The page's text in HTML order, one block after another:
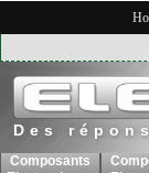
Des
Composants